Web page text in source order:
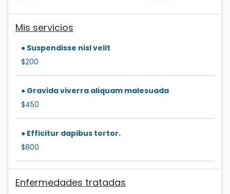
Mis servicios
● Suspendisse nisl velit
$200
● Gravida viverra aliquam malesuada
$450
● Efficitur dapibus tortor.
$800
Enfermedades tratadas